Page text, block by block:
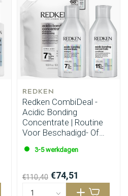
REDKEN
Redken CombiDeal -
Acidic Bonding
Concentrate | Routine
Voor Beschadigd- Of
3-5 werkdagen
€110,40 €74,51